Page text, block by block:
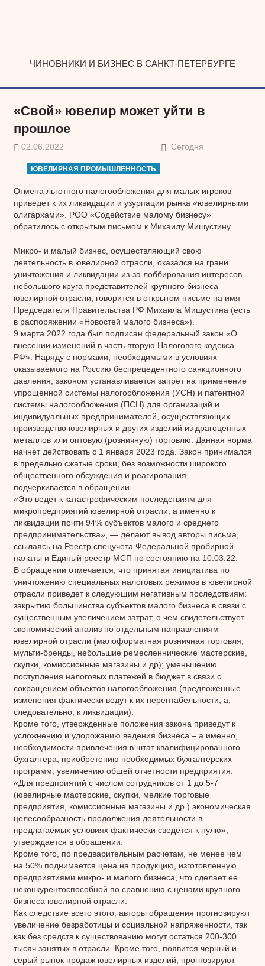
ЧИНОВНИКИ И БИЗНЕС В САНКТ-ПЕТЕРБУРГЕ
«Свой» ювелир может уйти в
прошлое
02.06.2022 Сегодня
ЮВЕЛИРНАЯ ПРОМЫШЛЕННОСТЬ
Отмена льготного налогообложения для малых игроков
приведет к их ликвидации и узурпации рынка «ювелирными
олигархами». РОО «Содействие малому бизнесу»
обратилось с открытым письмом к Михаилу Мишустину.
Микро- и малый бизнес, осуществляющий свою
деятельность в ювелирной отрасли, оказался на грани
уничтожения и ликвидации из-за лоббирования интересов
небольшого круга представителей крупного бизнеса
ювелирной отрасли, говорится в открытом письме на имя
Председателя Правительства РФ Михаила Мишустина (есть
в распоряжении «Новостей малого бизнеса»).
9 марта 2022 года был подписан федеральный закон «О
внесении изменений в часть вторую Налогового кодекса
РФ». Наряду с нормами, необходимыми в условиях
оказываемого на Россию беспрецедентного санкционного
давления, законом устанавливается запрет на применение
упрощенной системы налогообложения (УСН) и патентной
системы налогообложения (ПСН) для организаций и
индивидуальных предпринимателей, осуществляющих
производство ювелирных и других изделий из драгоценных
металлов или оптовую (розничную) торговлю. Данная норма
начнет действовать с 1 января 2023 года. Закон принимался
в предельно сжатые сроки, без возможности широкого
общественного обсуждения и реагирования,
подчеркивается в обращении.
«Это ведет к катастрофическим последствиям для
микропредприятий ювелирной отрасли, а именно к
ликвидации почти 94% субъектов малого и среднего
предпринимательства», — делают вывод авторы письма,
ссылаясь на Реестр спецучета Федеральной пробирной
палаты и Единый реестр МСП по состоянию на 10.03.22.
В обращении отмечается, что принятая инициатива по
уничтожению специальных налоговых режимов в ювелирной
отрасли приведет к следующим негативным последствиям:
закрытию большинства субъектов малого бизнеса в связи с
существенным увеличением затрат, о чем свидетельствует
экономический анализ по отдельным направлениям
ювелирной отрасли (малоформатная розничная торговля,
мульти-бренды, небольшие ремесленнические мастерские,
скупки, комиссионные магазины и др); уменьшению
поступления налоговых платежей в бюджет в связи с
сокращением объектов налогообложения (предложенные
изменения фактически ведут к их нерентабельности, а,
следовательно, к ликвидации).
Кроме того, утвержденные положения закона приведут к
усложнению и удорожанию ведения бизнеса – а именно,
необходимости привлечения в штат квалифицированного
бухгалтера, приобретению необходимых бухгалтерских
программ, увеличению общей отчетности предприятия.
«Для предприятий с числом сотрудников от 1 до 5-7
(ювелирные мастерские, скупки, мелкие торговые
предприятия, комиссионные магазины и др.) экономическая
целесообразность продолжения деятельности в
предлагаемых условиях фактически сведется к нулю», —
утверждается в обращении.
Кроме того, по предварительным расчетам, не менее чем
на 50% поднимается цена на продукцию, изготовленную
предприятиями микро- и малого бизнеса, что сделает ее
неконкурентоспособной по сравнению с ценами крупного
бизнеса ювелирной отрасли.
Как следствие всего этого, авторы обращения прогнозируют
увеличение безработицы и социальной напряженности, так
как без средств к существованию могут остаться 200-300
тысяч занятых в отрасли. Кроме того, появится черный и
серый рынок продаж ювелирных изделий, прогнозируют